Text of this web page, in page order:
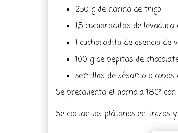
250 g de harina de trigo
1,5 cucharaditas de levadura
1 cucharadita de esencia de
100 g de pepitas de
semillas de sésamo o copos
Se precalienta el horno a 180º
Se cortan los plátanos en trozos